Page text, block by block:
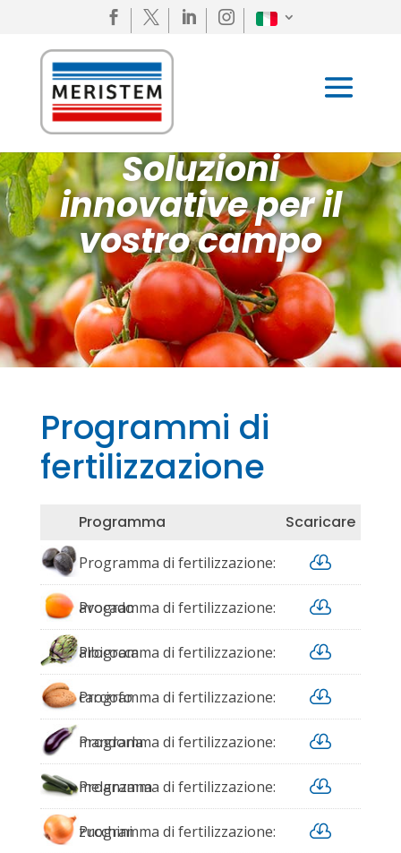
   
Soluzioni
innovative per il
vostro campo
Programmi di
fertilizzazione
Programma Scaricare
Programma di fertilizzazione:
avocado

Programma di fertilizzazione:
albicocca

Programma di fertilizzazione:
carciofo

Programma di fertilizzazione:
mandorla

Programma di fertilizzazione:
melanzana

Programma di fertilizzazione:
zucchini

Programma di fertilizzazione: 